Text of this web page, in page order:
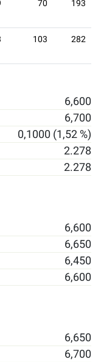
70 193
103 282
6,600
6,700
0,1000 (1,52 %)
2.278
2.278
6,600
6,650
6,450
6,600
6,650
6,700